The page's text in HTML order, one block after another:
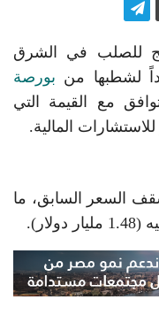
للصلب في الشرق
لشطبها من بورصة
ليتوافق مع القيمة التي
بنحو 15% عن سقف السعر السابق، ما